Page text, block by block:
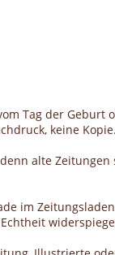
Tag der Geburt
keine Kopie.
alte
im